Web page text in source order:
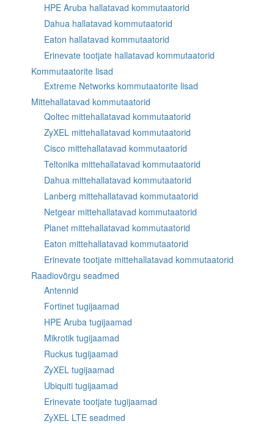
HPE Aruba hallatavad kommutaatorid
Dahua hallatavad kommutaatorid
Eaton hallatavad kommutaatorid
Erinevate tootjate hallatavad kommutaatorid
Kommutaatorite lisad
Extreme Networks kommutaatorite lisad
Mittehallatavad kommutaatorid
Qoltec mittehallatavad kommutaatorid
ZyXEL mittehallatavad kommutaatorid
Cisco mittehallatavad kommutaatorid
Teltonika mittehallatavad kommutaatorid
Dahua mittehallatavad kommutaatorid
Lanberg mittehallatavad kommutaatorid
Netgear mittehallatavad kommutaatorid
Planet mittehallatavad kommutaatorid
Eaton mittehallatavad kommutaatorid
Erinevate tootjate mittehallatavad kommutaatorid
Raadiovõrgu seadmed
Antennid
Fortinet tugijaamad
HPE Aruba tugijaamad
Mikrotik tugijaamad
Ruckus tugijaamad
ZyXEL tugijaamad
Ubiquiti tugijaamad
Erinevate tootjate tugijaamad
ZyXEL LTE seadmed